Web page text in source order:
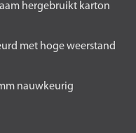
hergebruikt karton
met hoge weerstand
nauwkeurig